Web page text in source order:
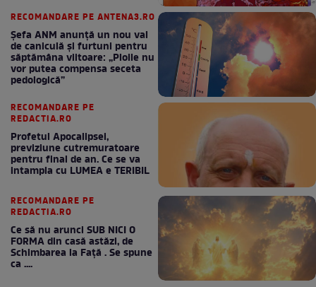
RECOMANDARE PE ANTENA3.RO
Șefa ANM anunță un nou val
de caniculă și furtuni pentru
săptămâna viitoare: „Ploile nu
vor putea compensa seceta
pedologică”
RECOMANDARE PE
REDACTIA.RO
Profetul Apocalipsei,
previziune cutremuratoare
pentru final de an. Ce se va
intampla cu LUMEA e TERIBIL
RECOMANDARE PE
REDACTIA.RO
Ce să nu arunci SUB NICI O
FORMA din casă astăzi, de
Schimbarea la Față . Se spune
ca ....